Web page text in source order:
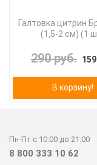
Галтовка цитрин
(1,5-2 см) (1
290 руб.
В корзину!
Пн-Пт с 10:00 до 21:00
8 800 333 10 62